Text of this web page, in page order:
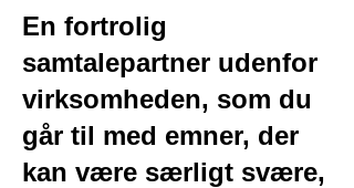
En fortrolig
samtalepartner udenfor
virksomheden, som du
går til med emner, der
kan være særligt svære,